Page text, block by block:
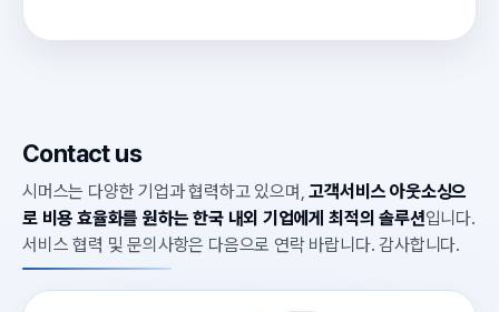
Contact us
시머스는 다양한 기업과 협력하고 있으며,고객서비스 아웃소싱으
로 비용 효율화를 원하는 한국 내외 기업에게 최적의 솔루션입니다.
서비스 협력 및 문의사항은 다음으로 연락 바랍니다. 감사합니다.